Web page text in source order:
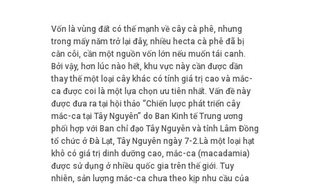
PHÊ
Vốn là vùng đất có thế mạnh về cây cà phê, nhưng
trong mấy năm trở lại đây, nhiều hecta cà phê đã bị
cằn cỗi, cần một nguồn vốn lớn nếu muốn tái canh.
Bởi vậy, hơn lúc nào hết, khu vực này cần được dần
thay thế một loại cây khác có tính giá trị cao và mắc-
ca được coi là một lựa chọn ưu tiên nhất. Vấn đề này
được đưa ra tại hội thảo “Chiến lược phát triển cây
mắc-ca tại Tây Nguyên” do Ban Kinh tế Trung ương
phối hợp với Ban chỉ đạo Tây Nguyên và tỉnh Lâm Đồng
tổ chức ở Đà Lạt, Tây Nguyên ngày 7-2.Là một loại hạt
khô có giá trị dinh dưỡng cao, mắc-ca (macadamia)
được sử dụng ở nhiều quốc gia trên thế giới. Tuy
nhiên, sản lượng mắc-ca chưa theo kịp nhu cầu của